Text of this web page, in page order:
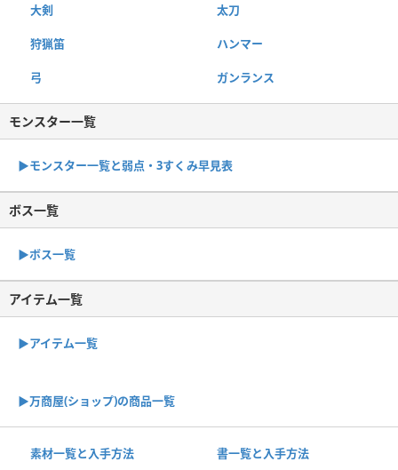
大剣 太刀
狩猟笛 ハンマー
弓 ガンランス
モンスター一覧
▶︎モンスター一覧と弱点・3すくみ早見表
ボス一覧
▶︎ボス一覧
アイテム一覧
▶アイテム一覧
▶︎万商屋(ショップ)の商品一覧
素材一覧と入手方法 書一覧と入手方法